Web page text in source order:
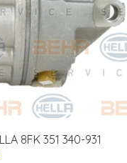
8FK 351 340-931